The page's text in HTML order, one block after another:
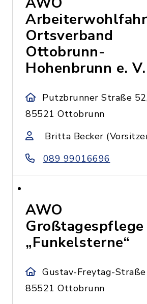
Ortsverband
Ottobrunn-
Hohenbrunn e. V.
Putzbrunner Straße
85521 Ottobrunn
Britta Becker
089 99016696
AWO
Großtagespflege
„Funkelsterne“
Gustav-Freytag-
85521 Ottobrunn